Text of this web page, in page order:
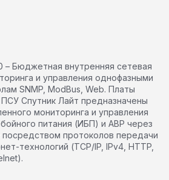
– Бюджетная внутренняя сетевая
и управления однофазными
SNMP, ModBus, Web. Платы
Спутник Лайт предназначены
мониторинга и управления
питания (ИБП) и АВР через
протоколов передачи
технологий (TCP/IP, IPv4, HTTP,